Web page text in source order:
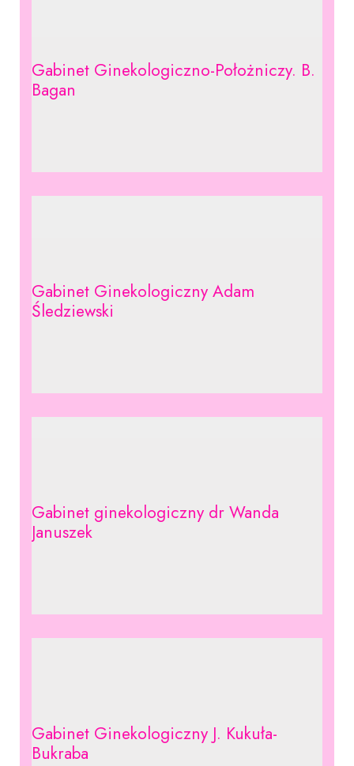
Gabinet Ginekologiczno-Położniczy. B.
Bagan
Gabinet Ginekologiczny Adam
Śledziewski
Gabinet ginekologiczny dr Wanda
Januszek
Gabinet Ginekologiczny J. Kukuła-
Bukraba